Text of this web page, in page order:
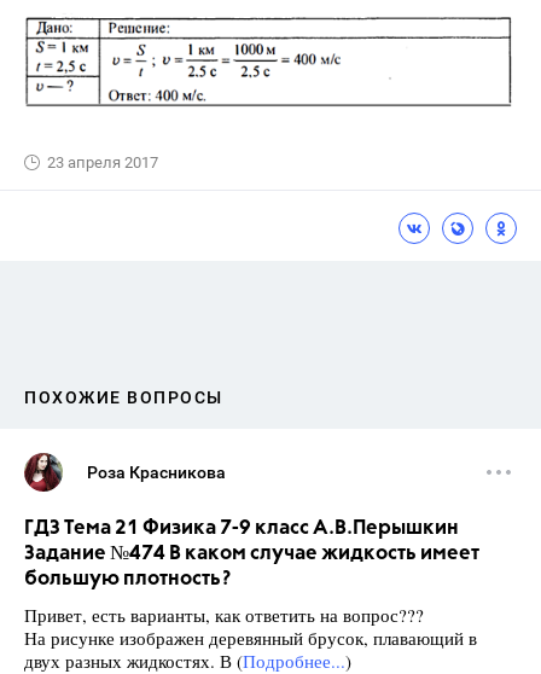
23 апреля 2017
ПОХОЖИЕ ВОПРОСЫ
Роза Красникова
ГДЗ Тема 21 Физика 7-9 класс А.В.Перышкин
Задание №474 В каком случае жидкость имеет
большую плотность?
Привет, есть варианты, как ответить на вопрос???
На рисунке изображен деревянный брусок, плавающий в
двух разных жидкостях. В (Подробнее...)